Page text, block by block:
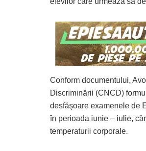
Conform documentului,
Discriminării (CNCD)
desfăşoare examenele de
în perioada iunie – iulie,
temperaturii corporale.